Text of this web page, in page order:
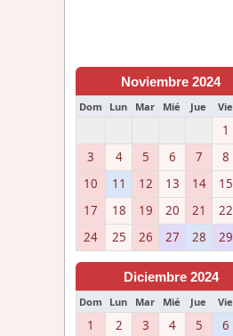
Noviembre 2024
Dom Lun Mar Mié Jue Vie
1
3
4 5 6 7 8
10
11 12 13 14 15
17
18 19 20 21 22
24
25 26 27 28 29
Diciembre 2024
Dom Lun Mar Mié Jue Vie
1 2 3 4 5 6